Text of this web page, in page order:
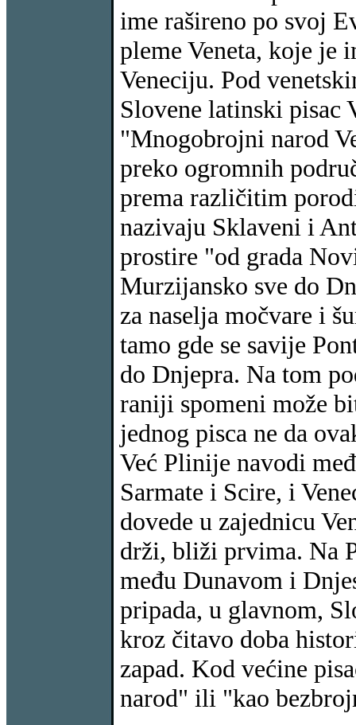
ime rašireno po svoj
pleme Veneta, koje je
Veneciju. Pod
Slovene latinski pisac
"Mnogobrojni narod
preko ogromnih
prema različitim
nazivaju Sklaveni i
prostire "od grada
Murzijansko sve do
za naselja močvare i
tamo gde se savije
do Dnjepra. Na tom
raniji spomeni može
jednog pisca ne da
Već Plinije navodi
Sarmate i Scire, i
dovede u zajednicu
drži, bliži prvima. Na
među Dunavom i
pripada, u glavnom,
kroz čitavo doba
zapad. Kod većine
narod" ili "kao